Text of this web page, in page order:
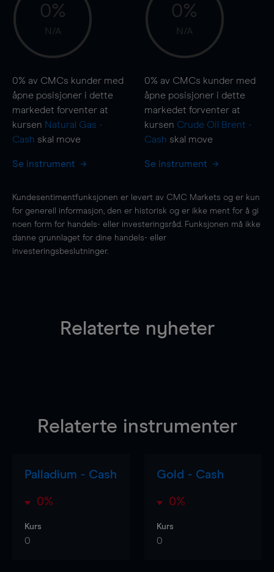
0%
N/A
0% av CMCs kunder med
åpne posisjoner i dette
markedet forventer at
kursen Natural Gas -
Cash skal move
Se instrument
0%
N/A
0% av CMCs kunder med
åpne posisjoner i dette
markedet forventer at
kursen Crude Oil Brent -
Cash skal move
Se instrument
Kundesentimentfunksjonen er levert av CMC Markets og er kun
for generell informasjon, den er historisk og er ikke ment for å gi
noen form for handels- eller investeringsråd. Funksjonen må ikke
danne grunnlaget for dine handels- eller
investeringsbeslutninger.
Relaterte nyheter
Relaterte instrumenter
Palladium - Cash
0%
Kurs
0
Gold - Cash
0%
Kurs
0